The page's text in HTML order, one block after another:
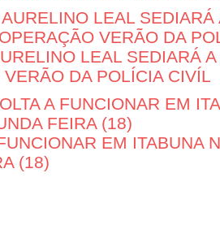
LEAL SEDIARÁ
DA POLÍCIA CIVÍL
EM ITABUNA
(18)